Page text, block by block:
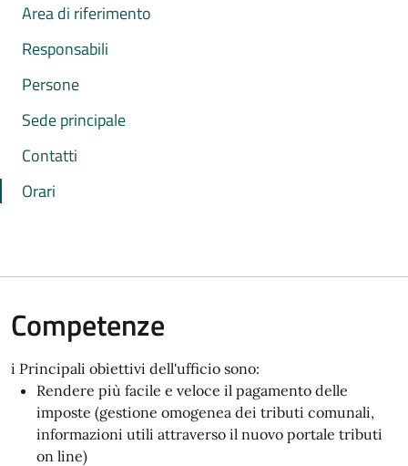
Area di riferimento
Responsabili
Persone
Sede principale
Contatti
Orari
Competenze
i Principali obiettivi dell'ufficio sono:
Rendere più facile e veloce il pagamento delle
imposte (gestione omogenea dei tributi comunali,
informazioni utili attraverso il nuovo portale tributi
on line)